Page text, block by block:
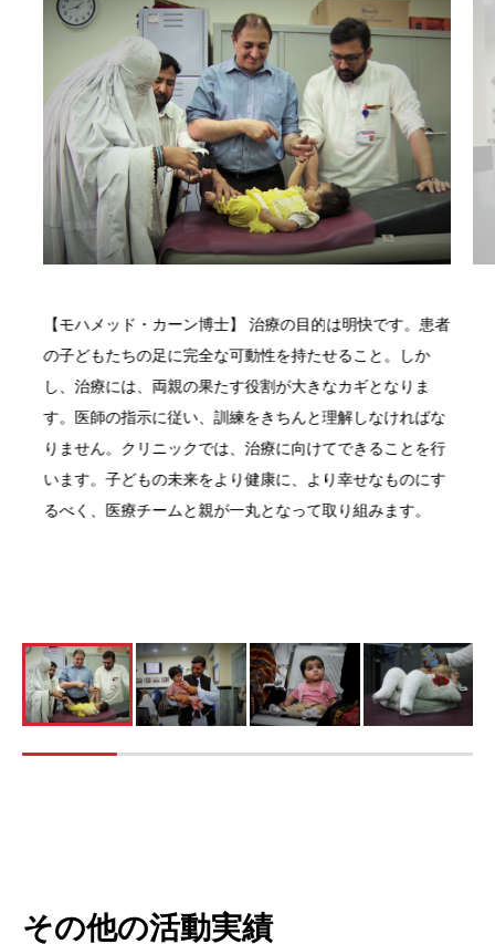
【モハメッド・カーン博士】 治療の目的は明快です。患者
の子どもたちの足に完全な可動性を持たせること。しか
し、治療には、両親の果たす役割が大きなカギとなりま
す。医師の指示に従い、訓練をきちんと理解しなければな
りません。クリニックでは、治療に向けてできることを行
います。子どもの未来をより健康に、より幸せなものにす
るべく、医療チームと親が一丸となって取り組みます。
その他の活動実績